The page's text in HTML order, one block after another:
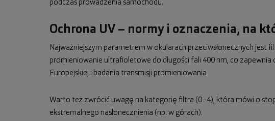
podczas prowadzenia samochodu.
Ochrona UV – normy i oznaczenia, na
Najważniejszym parametrem w okularach przeciwsłonecznych jest
promieniowanie ultrafioletowe do długości fali 400 nm, co
Europejskiej i badania transmisji promieniowania
Warto też zwrócić uwagę na kategorię filtra (0–4), która mówi o
ekstremalnego nasłonecznienia (np. w górach).